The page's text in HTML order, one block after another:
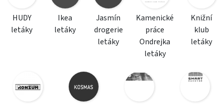
HUDY
letáky
Ikea
letáky
Jasmín
drogerie
letáky
Kamenické
práce
Ondrejka
letáky
Knižní
klub
letáky